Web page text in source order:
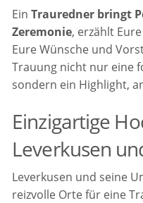
EinTrauredner bringt
Zeremonie, erzählt
Eure Wünsche und
Trauung nicht nur eine
sondern ein Highlight,
Einzigartige
Leverkusen
Leverkusen und seine
reizvolle Orte für eine